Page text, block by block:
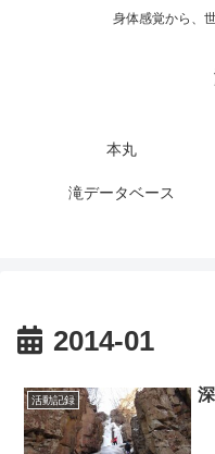
身体感覚から、
本丸
滝データベース
2014-01
活動記録